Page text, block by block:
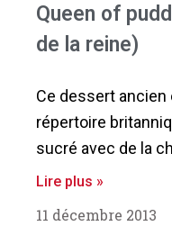
Queen of
de la reine)
Ce dessert
répertoire
sucré avec de la
Lire plus »
11 décembre 2013